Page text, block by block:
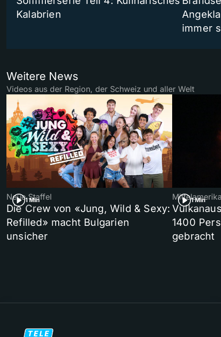
Kalabrien
immer
Weitere News
Videos aus der Region, der Schweiz und aller Welt
1 Min
Neue Staffel
Die Crew von «Jung, Wild & Sexy:
Refilled» macht Bulgarien
unsicher
1 Min
1400
gebracht